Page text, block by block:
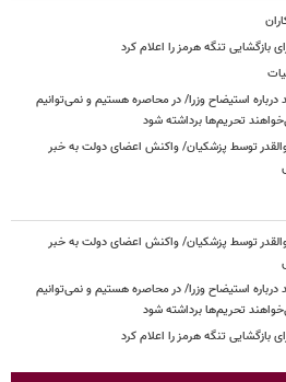
تنگه هرمز را اعلام کرد
استیضاح وزرا/ در محاصره هستیم و نمی‌توانیم
تحریم‌ها برداشته شود
توسط پزشکیان/ واکنش اعضای دولت به خبر
توسط پزشکیان/ واکنش اعضای دولت به خبر
استیضاح وزرا/ در محاصره هستیم و نمی‌توانیم
تحریم‌ها برداشته شود
تنگه هرمز را اعلام کرد